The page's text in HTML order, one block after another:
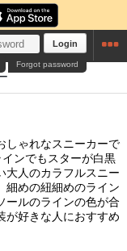
Login
Forgot password
しゃれなスニーカーで
ンでもスターが白黒
大人のカラフルスニー
細めの紐細めのライン
ールのラインの色が合
が好きな人におすすめ